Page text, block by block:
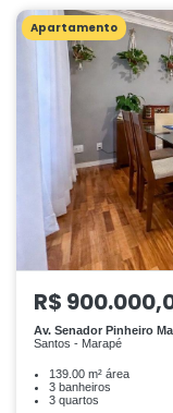
Apartamento
R$
Av. Senador Pinheiro
Santos - Marapé
139.00 m² área
3 banheiros
3 quartos